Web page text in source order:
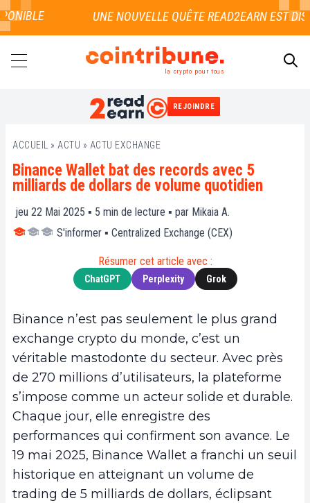
la crypto pour tous
REJOINDRE
ACCUEIL » ACTU » ACTU EXCHANGE
Binance Wallet bat des records avec 5
milliards de dollars de volume quotidien
jeu 22 Mai 2025 ▪ 5 min de lecture ▪ par Mikaia A.
S'informer ▪ Centralized Exchange (CEX)
Résumer cet article avec :
ChatGPT Perplexity Grok
Binance n’est pas seulement le plus grand
exchange crypto du monde, c’est un
véritable mastodonte du secteur. Avec près
de 270 millions d’utilisateurs, la plateforme
s’impose comme un acteur solide et durable.
Chaque jour, elle enregistre des
performances qui confirment son avance. Le
19 mai 2025, Binance Wallet a franchi un seuil
historique en atteignant un volume de
trading de 5 milliards de dollars, éclipsant